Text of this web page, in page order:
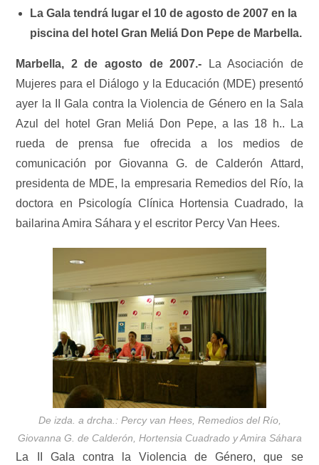
La Gala tendrá lugar el 10 de agosto de 2007 en la
piscina del hotel Gran Meliá Don Pepe de Marbella.
Marbella, 2 de agosto de 2007.- La Asociación de
Mujeres para el Diálogo y la Educación (MDE) presentó
ayer la II Gala contra la Violencia de Género en la Sala
Azul del hotel Gran Meliá Don Pepe, a las 18 h.. La
rueda de prensa fue ofrecida a los medios de
comunicación por Giovanna G. de Calderón Attard,
presidenta de MDE, la empresaria Remedios del Río, la
doctora en Psicología Clínica Hortensia Cuadrado, la
bailarina Amira Sáhara y el escritor Percy Van Hees.
De izda. a drcha.: Percy van Hees, Remedios del Río,
Giovanna G. de Calderón, Hortensia Cuadrado y Amira Sáhara
La II Gala contra la Violencia de Género, que se